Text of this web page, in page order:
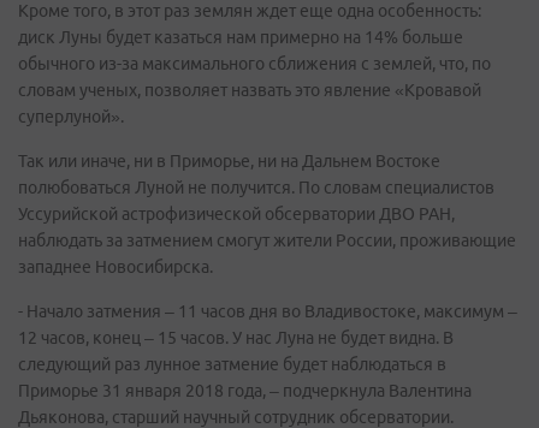
Кроме того, в этот раз землян ждет еще одна особенность:
диск Луны будет казаться нам примерно на 14% больше
обычного из-за максимального сближения с землей, что, по
словам ученых, позволяет назвать это явление «Кровавой
суперлуной».
Так или иначе, ни в Приморье, ни на Дальнем Востоке
полюбоваться Луной не получится. По словам специалистов
Уссурийской астрофизической обсерватории ДВО РАН,
наблюдать за затмением смогут жители России, проживающие
западнее Новосибирска.
- Начало затмения – 11 часов дня во Владивостоке, максимум –
12 часов, конец – 15 часов. У нас Луна не будет видна. В
следующий раз лунное затмение будет наблюдаться в
Приморье 31 января 2018 года, – подчеркнула Валентина
Дьяконова, старший научный сотрудник обсерватории.